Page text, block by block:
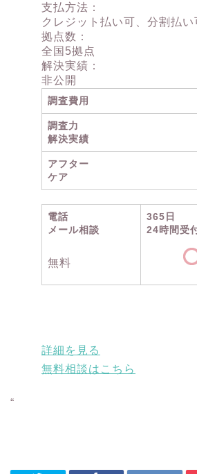
支払方法：
クレジット払い可、分割払い
拠点数：
全国5拠点
解決実績：
非公開
調査費用
調査力
解決実績
アフター
ケア
電話
メール相談
365日
24時間受
無料
詳細を見る
無料相談はこちら
“